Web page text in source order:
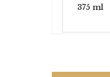
375 ml